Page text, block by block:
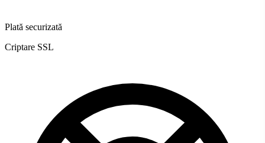
Plată securizată
Criptare SSL